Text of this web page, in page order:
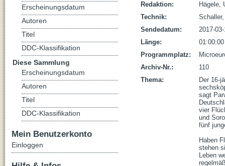
Redaktion:
Hägele,
Technik:
Sendedatum:
2017-
Länge:
01:00:00
Programmplatz:
Archiv-Nr.:
110
Thema:
Der 16-
sagt
vier
und
fünf
Haben
stehen
Leben
Erscheinungsdatum
Autoren
Titel
DDC-Klassifikation
Diese Sammlung
Erscheinungsdatum
Autoren
Titel
DDC-Klassifikation
Mein Benutzerkonto
Einloggen